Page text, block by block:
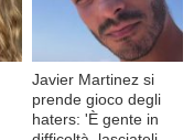
Javier Martinez si
prende gioco degli
haters: 'È gente in